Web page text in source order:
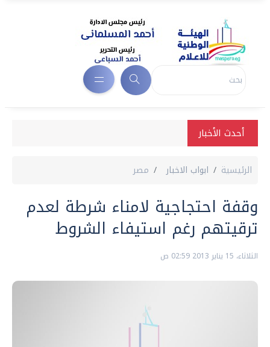
أحدث الأخبار
الرئيسية ابواب الاخبار مصر
وقفة احتجاجية لامناء شرطة لعدم
ترقيتهم رغم استيفاء الشروط
الثلاثاء، 15 يناير 2013 02:59 ص